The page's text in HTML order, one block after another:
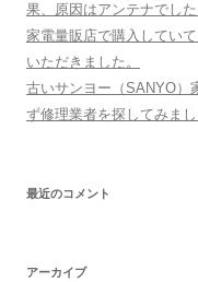
果、原因はアンテナでした
家電量販店で購入してい
いただきました。
古いサンヨー（SANYO
ず修理業者を探してみまし
最近のコメント
アーカイブ